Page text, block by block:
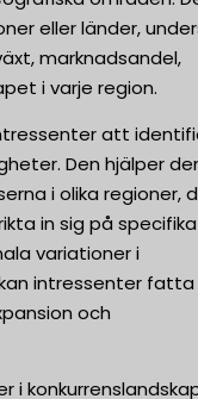
eller länder,
marknadsandel,
i varje region.
att
Den hjälper
i olika regioner,
in sig på specifika
variationer i
intressenter fatta
och
i